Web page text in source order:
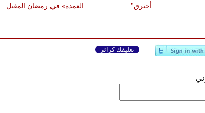
العمدة» في رمضان المقبل
أحترق"
تعليقك كزائر